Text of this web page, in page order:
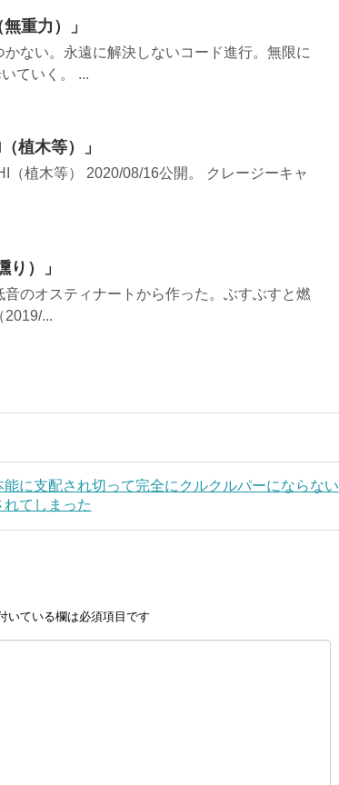
重力）」
ない。永遠に解決しないコード進行。無限に
ていく。 ...
植木等）」
（植木等） 2020/08/16公開。 クレージーキャ
）」
のオスティナートから作った。ぶすぶすと燃
2019/...
に支配され切って完全にクルクルパーにならない
てしまった
いている欄は必須項目です